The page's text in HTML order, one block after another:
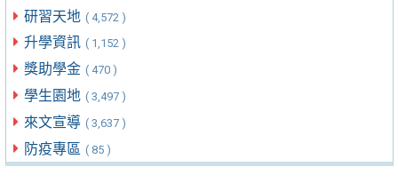
研習天地 ( 4,572 )
升學資訊 ( 1,152 )
獎助學金 ( 470 )
學生園地 ( 3,497 )
來文宣導 ( 3,637 )
防疫專區 ( 85 )